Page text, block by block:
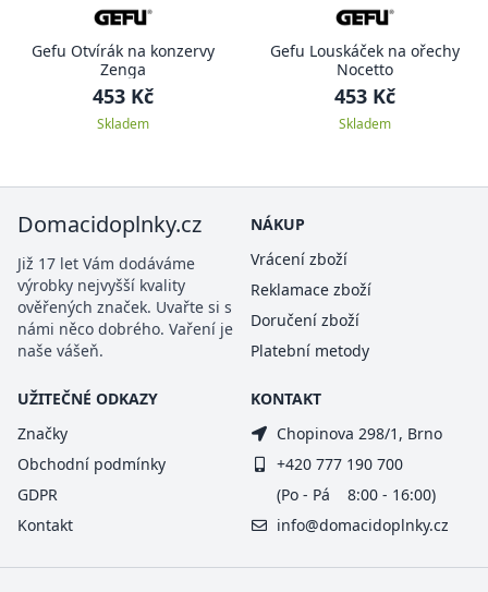
Gefu Otvírák na konzervy
Zenga
453 Kč
Skladem
Gefu Louskáček na ořechy
Nocetto
453 Kč
Skladem
Domacidoplnky.cz
Již 17 let Vám dodáváme
výrobky nejvyšší kvality
ověřených značek. Uvařte si s
námi něco dobrého. Vaření je
naše vášeň.
NÁKUP
Vrácení zboží
Reklamace zboží
Doručení zboží
Platební metody
UŽITEČNÉ ODKAZY
Značky
Obchodní podmínky
GDPR
Kontakt
KONTAKT
Chopinova 298/1, Brno
+420 777 190 700
(Po - Pá 8:00 - 16:00)
info@domacidoplnky.cz